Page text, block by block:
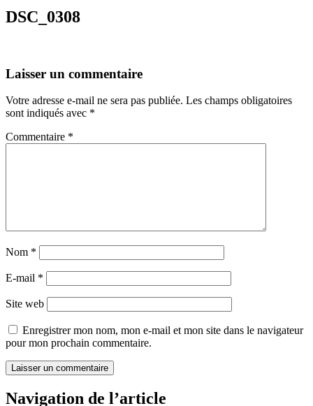
DSC_0308
Laisser un commentaire
Votre adresse e-mail ne sera pas publiée. Les champs obligatoires
sont indiqués avec *
Commentaire *
Nom *
E-mail *
Site web
Enregistrer mon nom, mon e-mail et mon site dans le navigateur
pour mon prochain commentaire.
Navigation de l’article